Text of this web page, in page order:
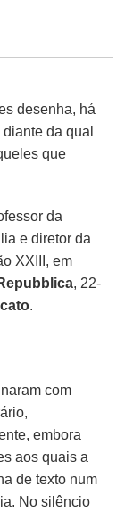
desenha, há
da qual
que
da
e diretor da
XXIII, em
, 22-
.
com
embora
aos quais a
de texto num
No silêncio